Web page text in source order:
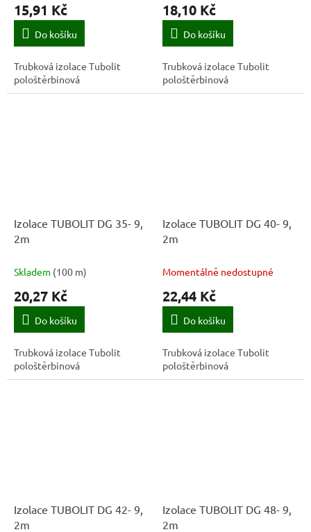
15,91 Kč
Do košíku
Trubková izolace Tubolit
pološtěrbinová
18,10 Kč
Do košíku
Trubková izolace Tubolit
pološtěrbinová
Izolace TUBOLIT DG 35- 9,
2m
Skladem (100 m)
20,27 Kč
Do košíku
Trubková izolace Tubolit
pološtěrbinová
Izolace TUBOLIT DG 40- 9,
2m
Momentálně nedostupné
22,44 Kč
Do košíku
Trubková izolace Tubolit
pološtěrbinová
Izolace TUBOLIT DG 42- 9,
2m
Izolace TUBOLIT DG 48- 9,
2m